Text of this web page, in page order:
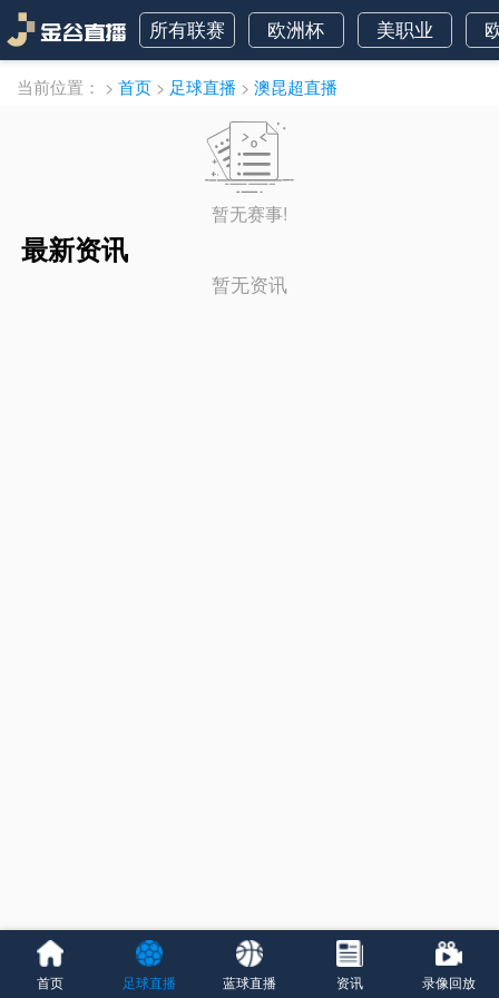
所有联赛 欧洲杯 美职业
当前位置： > 首页 > 足球直播 > 澳昆超直播
暂无赛事!
最新资讯
暂无资讯
首页 足球直播 蓝球直播 资讯 录像回放